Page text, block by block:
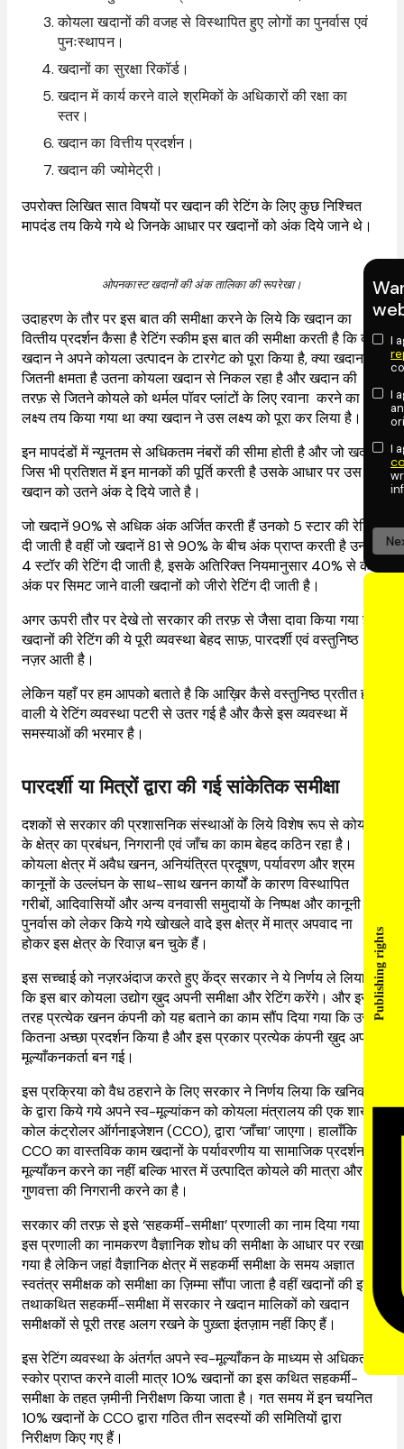
कोयला खदानों की वजह से विस्थापित हुए लोगों का पुनर्वास एवं
पुनःस्थापन।
खदानों का सुरक्षा रिकॉर्ड।
खदान में कार्य करने वाले श्रमिकों के अधिकारों की रक्षा का
स्तर।
खदान का वित्तीय प्रदर्शन।
खदान की ज्योमेट्री।
उपरोक्त लिखित सात विषयों पर खदान की रेटिंग के लिए कुछ निश्चित
मापदंड तय किये गये थे जिनके आधार पर खदानों को अंक दिये जाने थे।
ओपनकास्ट खदानों की अंक तालिका की रूपरेखा।
उदाहरण के तौर पर इस बात की समीक्षा करने के लिये कि खदान का
वित्‍तीय प्रदर्शन कैसा है रेटिंग स्कीम इस बात की समीक्षा करती है कि क्या
खदान ने अपने कोयला उत्पादन के टारगेट को पूरा किया है, क्या खदान की
जितनी क्षमता है उतना कोयला खदान से निकल रहा है और खदान की
तरफ़ से जितने कोयले को थर्मल पॉवर प्लांटों के लिए रवाना करने का
लक्ष्य तय किया गया था क्या खदान ने उस लक्ष्य को पूरा कर लिया है।
इन मापदंडों में न्यूनतम से अधिकतम नंबरों की सीमा होती है और जो खदान
जिस भी प्रतिशत में इन मानकों की पूर्ति करती है उसके आधार पर उस
खदान को उतने अंक दे दिये जाते है।
जो खदानें 90% से अधिक अंक अर्जित करती हैं उनको 5 स्टार की रेटिंग
दी जाती है वहीं जो खदानें 81 से 90% के बीच अंक प्राप्त करती है उनको
4 स्टॉर की रेटिंग दी जाती है, इसके अतिरिक्त नियमानुसार 40% से कम
अंक पर सिमट जाने वाली खदानों को जीरो रेटिंग दी जाती है।
अगर ऊपरी तौर पर देखे तो सरकार की तरफ़ से जैसा दावा किया गया है
खदानों की रेटिंग की ये पूरी व्यवस्था बेहद साफ़, पारदर्शी एवं वस्तुनिष्ठ
नज़र आती है।
लेकिन यहाँ पर हम आपको बताते है कि आख़िर कैसे वस्तुनिष्ठ प्रतीत होने
वाली ये रेटिंग व्यवस्था पटरी से उतर गई है और कैसे इस व्यवस्था में
समस्याओं की भरमार है।
पारदर्शी या मित्रों द्वारा की गई सांकेतिक समीक्षा
दशकों से सरकार की प्रशासनिक संस्थाओं के लिये विशेष रूप से कोयले
के क्षेत्र का प्रबंधन, निगरानी एवं जाँच का काम बेहद कठिन रहा है।
कोयला क्षेत्र में अवैध खनन, अनियंत्रित प्रदूषण, पर्यावरण और श्रम
कानूनों के उल्लंघन के साथ-साथ खनन कार्यों के कारण विस्थापित
गरीबों, आदिवासियों और अन्य वनवासी समुदायों के निष्पक्ष और कानूनी
पुनर्वास को लेकर किये गये खोखले वादे इस क्षेत्र में मात्र अपवाद ना
होकर इस क्षेत्र के रिवाज़ बन चुके हैं।
इस सच्चाई को नज़रअंदाज करते हुए केंद्र सरकार ने ये निर्णय ले लिया
कि इस बार कोयला उद्योग ख़ुद अपनी समीक्षा और रेटिंग करेंगे। और इस
तरह प्रत्येक खनन कंपनी को यह बताने का काम सौंप दिया गया कि उसने
कितना अच्छा प्रदर्शन किया है और इस प्रकार प्रत्येक कंपनी ख़ुद अपनी
मूल्याँकनकर्ता बन गई।
इस प्रक्रिया को वैध ठहराने के लिए सरकार ने निर्णय लिया कि खनिकों
के द्वारा किये गये अपने स्व-मूल्यांकन को कोयला मंत्रालय की एक शाखा,
कोल कंट्रोलर ऑर्गनाइजेशन (CCO), द्वारा ‘जाँचा’ जाएगा। हालाँकि
CCO का वास्तविक काम खदानों के पर्यावरणीय या सामाजिक प्रदर्शन के
मूल्याँकन करने का नहीं बल्कि भारत में उत्पादित कोयले की मात्रा और
गुणवत्ता की निगरानी करने का है।
सरकार की तरफ़ से इसे ‘सहकर्मी-समीक्षा’ प्रणाली का नाम दिया गया।
इस प्रणाली का नामकरण वैज्ञानिक शोध की समीक्षा के आधार पर रखा
गया है लेकिन जहां वैज्ञानिक क्षेत्र में सहकर्मी समीक्षा के समय अज्ञात
स्वतंत्र समीक्षक को समीक्षा का ज़िम्मा सौंपा जाता है वहीं खदानों की इस
तथाकथित सहकर्मी-समीक्षा में सरकार ने खदान मालिकों को खदान
समीक्षकों से पूरी तरह अलग रखने के पुख़्ता इंतज़ाम नहीं किए हैं।
इस रेटिंग व्यवस्था के अंतर्गत अपने स्व-मूल्याँकन के माध्यम से अधिकतम
स्कोर प्राप्त करने वाली मात्र 10% खदानों का इस कथित सहकर्मी-
समीक्षा के तहत ज़मीनी निरीक्षण किया जाता है। गत समय में इन चयनित
10% खदानों के CCO द्वारा गठित तीन सदस्यों की समितियों द्वारा
निरीक्षण किए गए हैं।
I
I
I
Publishing rights